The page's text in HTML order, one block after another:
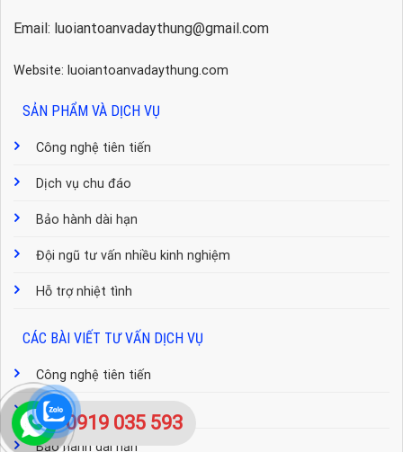
Email: luoiantoanvadaythung@gmail.com
Website: luoiantoanvadaythung.com
SẢN PHẨM VÀ DỊCH VỤ
Công nghệ tiên tiến
Dịch vụ chu đáo
Bảo hành dài hạn
Đội ngũ tư vấn nhiều kinh nghiệm
Hỗ trợ nhiệt tình
CÁC BÀI VIẾT TƯ VẤN DỊCH VỤ
Công nghệ tiên tiến
Dịch vụ chu đáo
Bảo hành dài hạn
0919 035 593